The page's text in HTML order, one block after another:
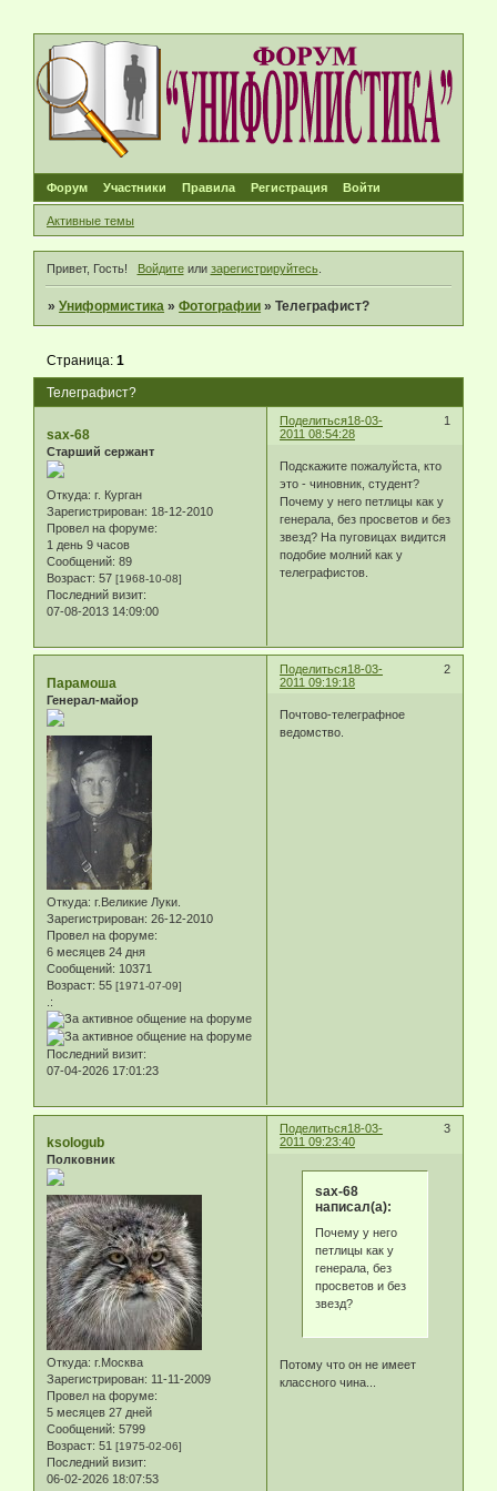
Форум Участники Правила Регистрация Войти
Активные темы
Привет, Гость! Войдитеили зарегистрируйтесь.
»Униформистика »Фотографии »Телеграфист?
Телеграфист?
Страница:1
Поделиться 1
18-03-
2011 08:54:28
sax-68
Старший сержант
Откуда: г. Курган
Зарегистрирован: 18-12-2010
Провел на форуме:
1 день 9 часов
Сообщений: 89
Возраст: 57 [1968-10-08]
Последний визит:
07-08-2013 14:09:00
Подскажите пожалуйста, кто
это - чиновник, студент?
Почему у него петлицы как у
генерала, без просветов и без
звезд? На пуговицах видится
подобие молний как у
телеграфистов.
Поделиться 2
18-03-
2011 09:19:18
Парамоша
Генерал-майор
Откуда: г.Великие Луки.
Зарегистрирован: 26-12-2010
Провел на форуме:
6 месяцев 24 дня
Сообщений: 10371
Возраст: 55 [1971-07-09]
.:
Последний визит:
07-04-2026 17:01:23
Почтово-телеграфное
ведомство.
Поделиться 3
18-03-
2011 09:23:40
ksologub
Полковник
Откуда: г.Москва
Зарегистрирован: 11-11-2009
Провел на форуме:
5 месяцев 27 дней
Сообщений: 5799
Возраст: 51 [1975-02-06]
Последний визит:
06-02-2026 18:07:53
sax-68
написал(а):
Почему у него
петлицы как у
генерала, без
просветов и без
звезд?
Потому что он не имеет
классного чина...